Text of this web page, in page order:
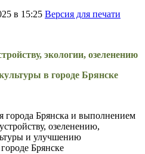
в 15:25 Версия для печати
экологии, озеленению
в городе Брянске
города Брянска и выполнением
озеленению,
и улучшению
Брянске